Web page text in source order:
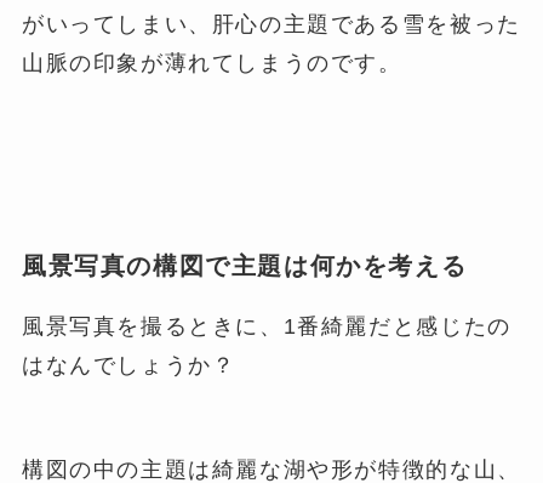
がいってしまい、肝心の主題である雪を被った
山脈の印象が薄れてしまうのです。
風景写真の構図で主題は何かを考える
風景写真を撮るときに、1番綺麗だと感じたの
はなんでしょうか？
構図の中の主題は綺麗な湖や形が特徴的な山、